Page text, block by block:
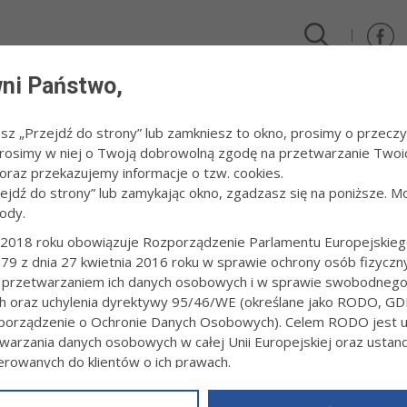
- SPORT 2005
WRĘCZENIE NAGRÓD PREZYDENTA
SPORTOWCOM, TRENEROM I
19 kwietnia 2005 r.fot. Paweł Topolski
Państwo,
„Przejdź do strony” lub zamkniesz to okno, prosimy o
w niej o Twoją dobrowolną zgodę na przetwarzanie
przekazujemy informacje o tzw. cookies.
do strony” lub zamykając okno, zgadzasz się na poniższe.
roku obowiązuje Rozporządzenie Parlamentu
z dnia 27 kwietnia 2016 roku w sprawie ochrony osób
ich danych osobowych i w sprawie
oraz uchylenia dyrektywy 95/46/WE (określane jako RODO,
o Ochronie Danych Osobowych). Celem RODO jest
danych osobowych w całej Unii Europejskiej oraz
do klientów o ich prawach.
powyższym, w zakładceRODOna stroniehttps://